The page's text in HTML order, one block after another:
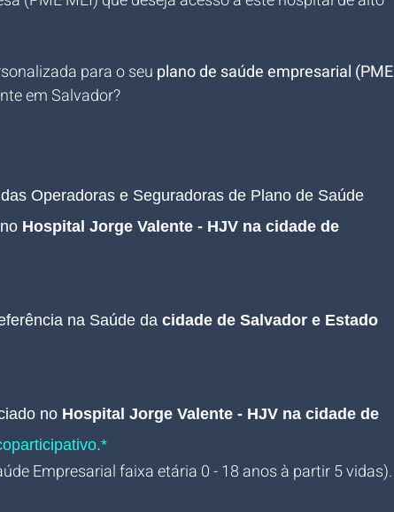
para o seu plano de saúde empresarial (PME
em Salvador?
Operadoras e Seguradoras de Plano de Saúde
Hospital Jorge Valente - HJV na cidade de
na Saúde da cidade de Salvador e Estado
no Hospital Jorge Valente - HJV na cidade de
Empresarial faixa etária 0 - 18 anos à partir 5 vidas).